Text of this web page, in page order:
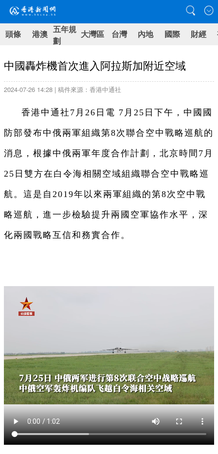
頭條 港澳 五年規
劃
大灣區 台灣 內地 國際 財經
中國轟炸機首次進入阿拉斯加附近空域
2024-07-26 14:28 | 稿件來源：香港中通社
香港中通社7月26日電 7月25日下午，中國國
防部發布中俄兩軍組織第8次聯合空中戰略巡航的
消息，根據中俄兩軍年度合作計劃，北京時間7月
25日雙方在白令海相關空域組織聯合空中戰略巡
航。這是自2019年以來兩軍組織的第8次空中戰
略巡航，進一步檢驗提升兩國空軍協作水平，深
化兩國戰略互信和務實合作。